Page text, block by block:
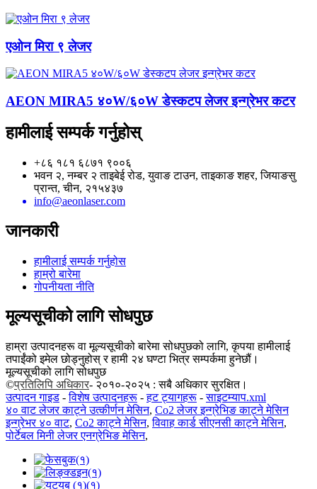
एओन मिरा ९ लेजर
AEON MIRA5 ४०W/६०W डेस्कटप लेजर इन्ग्रेभर कटर
हामीलाई सम्पर्क गर्नुहोस्
+८६ १८१ ६८७१ ९००६
भवन २, नम्बर २ ताइबेई रोड, युवाङ टाउन, ताइकाङ शहर, जियाङसु
प्रान्त, चीन, २१५४३७
info@aeonlaser.com
जानकारी
हामीलाई सम्पर्क गर्नुहोस
हाम्रो बारेमा
गोपनीयता नीति
मूल्यसूचीको लागि सोधपुछ
हाम्रा उत्पादनहरू वा मूल्यसूचीको बारेमा सोधपुछको लागि, कृपया हामीलाई
तपाईंको इमेल छोड्नुहोस् र हामी २४ घण्टा भित्र सम्पर्कमा हुनेछौं।
मूल्यसूचीको लागि सोधपुछ
©प्रतिलिपि अधिकार- २०१०-२०२५ : सबै अधिकार सुरक्षित।
उत्पादन गाइड -विशेष उत्पादनहरू -हट ट्यागहरू -साइटम्याप.xml
४० वाट लेजर काट्ने उत्कीर्णन मेसिन, Co2 लेजर इन्ग्रेभिङ काट्ने मेसिन
इन्ग्रेभर ४० वाट, Co2 काट्ने मेसिन,विवाह कार्ड सीएनसी काट्ने मेसिन,
पोर्टेबल मिनी लेजर एनग्रेभिङ मेसिन,